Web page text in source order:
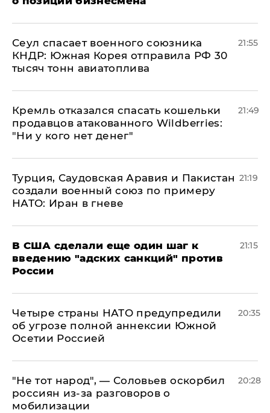
​Сеул спасает военного союзника
КНДР: Южная Корея отправила РФ 30
тысяч тонн авиатоплива
21:55
Кремль отказался спасать кошельки
продавцов атакованного Wildberries:
"Ни у кого нет денег"
21:49
Турция, Саудовская Аравия и Пакистан
создали военный союз по примеру
НАТО: Иран в гневе
21:19
В США сделали еще один шаг к
введению "адских санкций" против
России
21:15
Четыре страны НАТО предупредили
об угрозе полной аннексии Южной
Осетии Россией
20:35
​"Не тот народ", — Соловьев оскорбил
россиян из-за разговоров о
мобилизации
20:28